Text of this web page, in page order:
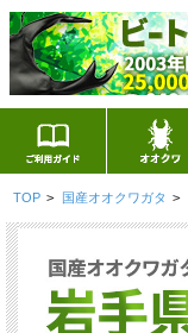
TOP > 国産オオクワガタ >